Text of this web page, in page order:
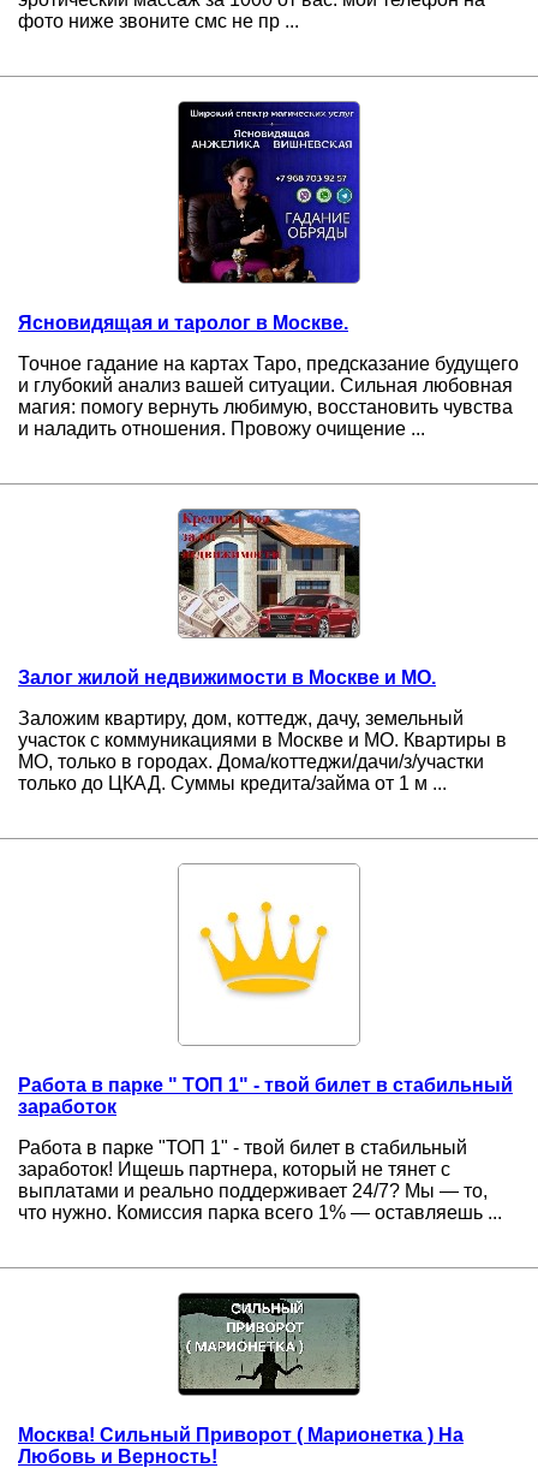
фото ниже звоните смс не пр ...
Ясновидящая и таролог в Москве.
Точное гадание на картах Таро, предсказание будущего
и глубокий анализ вашей ситуации. Сильная любовная
магия: помогу вернуть любимую, восстановить чувства
и наладить отношения. Провожу очищение ...
Залог жилой недвижимости в Москве и МО.
Заложим квартиру, дом, коттедж, дачу, земельный
участок с коммуникациями в Москве и МО. Квартиры в
МО, только в городах. Дома/коттеджи/дачи/з/участки
только до ЦКАД. Суммы кредита/займа от 1 м ...
Работа в парке " ТОП 1" - твой билет в стабильный
заработок
Работа в парке "ТОП 1" - твой билет в стабильный
заработок! Ищешь партнера, который не тянет с
выплатами и реально поддерживает 24/7? Мы — то,
что нужно. Комиссия парка всего 1% — оставляешь ...
Москва! Сильный Приворот ( Марионетка ) На
Любовь и Верность!